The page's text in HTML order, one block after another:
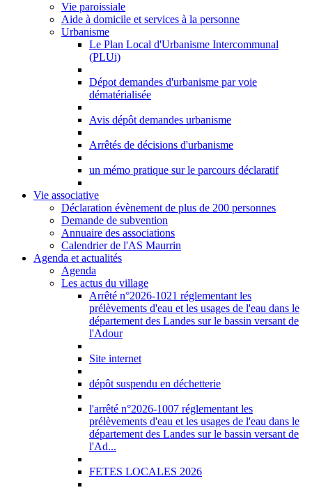
Vie paroissiale
Aide à domicile et services à la personne
Urbanisme
Le Plan Local d'Urbanisme Intercommunal
(PLUi)
Dépot demandes d'urbanisme par voie
dématérialisée
Avis dépôt demandes urbanisme
Arrêtés de décisions d'urbanisme
un mémo pratique sur le parcours déclaratif
Vie associative
Déclaration évènement de plus de 200 personnes
Demande de subvention
Annuaire des associations
Calendrier de l'AS Maurrin
Agenda et actualités
Agenda
Les actus du village
Arrêté n°2026-1021 réglementant les
prélèvements d'eau et les usages de l'eau dans le
département des Landes sur le bassin versant de
l'Adour
Site internet
dépôt suspendu en déchetterie
l'arrêté n°2026-1007 réglementant les
prélèvements d'eau et les usages de l'eau dans le
département des Landes sur le bassin versant de
l'Ad...
FETES LOCALES 2026